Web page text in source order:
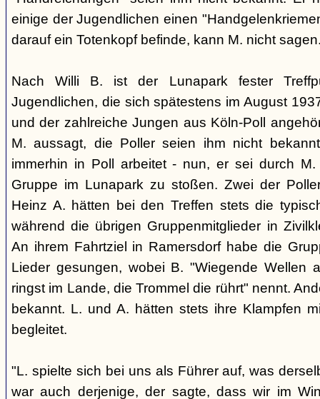
einige der Jugendlichen einen
darauf ein Totenkopf befinde, kann M. nicht
Nach Willi B. ist der Lunapark fester
Jugendlichen, die sich spätestens im August
und der zahlreiche Jungen aus Köln-Poll
M. aussagt, die Poller seien ihm nicht
immerhin in Poll arbeitet - nun, er sei durch M.
Gruppe im Lunapark zu stoßen. Zwei der
Heinz A. hätten bei den Treffen stets die
während die übrigen Gruppenmitglieder in
An ihrem Fahrtziel in Ramersdorf habe die
Lieder gesungen, wobei B. "Wiegende Wellen
ringst im Lande, die Trommel die rührt" nennt.
bekannt. L. und A. hätten stets ihre Klampfen
begleitet.
"L. spielte sich bei uns als Führer auf, was
war auch derjenige, der sagte, dass wir im